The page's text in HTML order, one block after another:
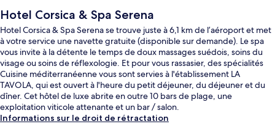
Hotel Corsica & Spa Serena
Hotel Corsica & Spa Serena se trouve juste à 6,1 km de l’aéroport et met
à votre service une navette gratuite (disponible sur demande). Le spa
vous invite à la détente le temps de doux massages suédois, soins du
visage ou soins de réflexologie. Et pour vous rassasier, des spécialités
Cuisine méditerranéenne vous sont servies à l'établissement LA
TAVOLA, qui est ouvert à l'heure du petit déjeuner, du déjeuner et du
dîner. Cet hôtel de luxe abrite en outre 10 bars de plage, une
exploitation viticole attenante et un bar / salon.
Informations sur le droit de rétractation